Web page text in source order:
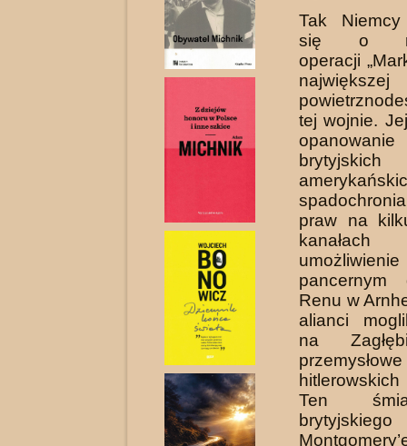
Tak Niemcy
się o
operacji
tej wojnie.
praw na
Renu w
alianci
na
Ten